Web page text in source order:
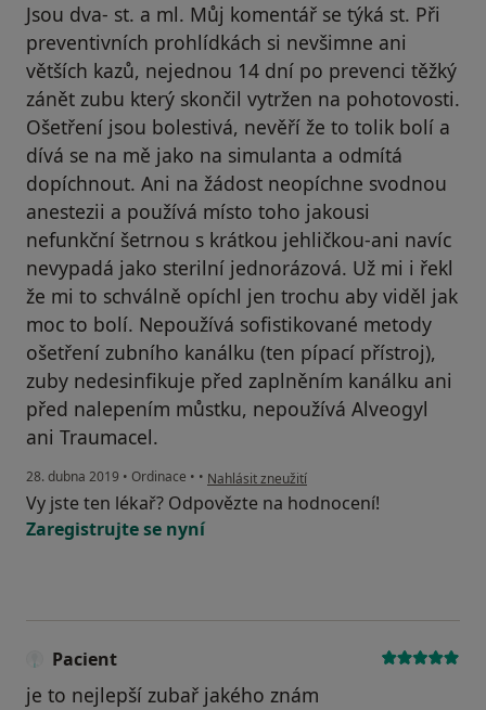
Jsou dva- st. a ml. Můj komentář se týká st. Při
preventivních prohlídkách si nevšimne ani
větších kazů, nejednou 14 dní po prevenci těžký
zánět zubu který skončil vytržen na pohotovosti.
Ošetření jsou bolestivá, nevěří že to tolik bolí a
dívá se na mě jako na simulanta a odmítá
dopíchnout. Ani na žádost neopíchne svodnou
anestezii a používá místo toho jakousi
nefunkční šetrnou s krátkou jehličkou-ani navíc
nevypadá jako sterilní jednorázová. Už mi i řekl
že mi to schválně opíchl jen trochu aby viděl jak
moc to bolí. Nepoužívá sofistikované metody
ošetření zubního kanálku (ten pípací přístroj),
zuby nedesinfikuje před zaplněním kanálku ani
před nalepením můstku, nepoužívá Alveogyl
ani Traumacel.
28. dubna 2019 • Ordinace • • podle názoru uživatele Váš účet byl odstraněn
Nahlásit zneužití
Vy jste ten lékař? Odpovězte na hodnocení!
Zaregistrujte se nyní
Pacient
je to nejlepší zubař jakého znám